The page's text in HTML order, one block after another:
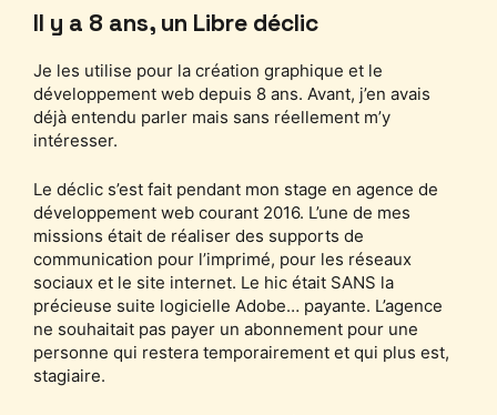
Il y a 8 ans, un Libre déclic
Je les utilise pour la création graphique et le
développement web depuis 8 ans. Avant, j’en avais
déjà entendu parler mais sans réellement m’y
intéresser.
Le déclic s’est fait pendant mon stage en agence de
développement web courant 2016. L’une de mes
missions était de réaliser des supports de
communication pour l’imprimé, pour les réseaux
sociaux et le site internet. Le hic était SANS la
précieuse suite logicielle Adobe… payante. L’agence
ne souhaitait pas payer un abonnement pour une
personne qui restera temporairement et qui plus est,
stagiaire.